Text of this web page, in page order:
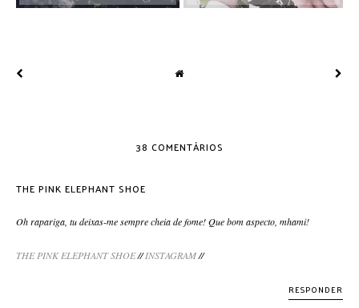
38 COMENTÁRIOS
THE PINK ELEPHANT SHOE
Oh rapariga, tu deixas-me sempre cheia de fome! Que bom aspecto, mhami!
THE PINK ELEPHANT SHOE//INSTAGRAM//
RESPONDER